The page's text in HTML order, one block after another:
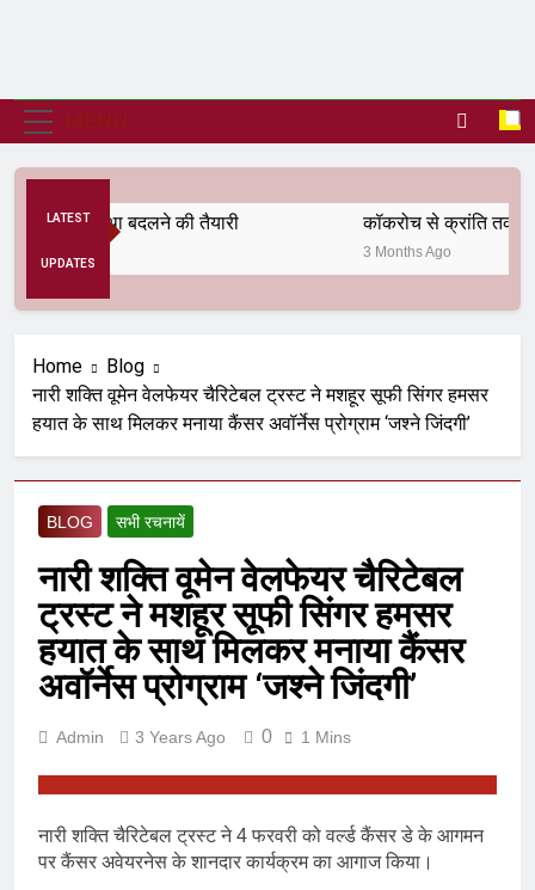
LATEST
UPDATES
व्यवस्था बदलने की तैयारी कॉकरोच से क्रांति तक
3 Months Ago
Home
Blog
नारी शक्ति वूमेन वेलफेयर चैरिटेबल ट्रस्ट ने मशहूर सूफी सिंगर हमसर
हयात के साथ मिलकर मनाया कैंसर अवॉर्नेस प्रोग्राम ‘जश्ने जिंदगी’
BLOG सभी रचनायें
नारी शक्ति वूमेन वेलफेयर चैरिटेबल
ट्रस्ट ने मशहूर सूफी सिंगर हमसर
हयात के साथ मिलकर मनाया कैंसर
अवॉर्नेस प्रोग्राम ‘जश्ने जिंदगी’
Admin 3 Years Ago 0 1 Mins
नारी शक्ति चैरिटेबल ट्रस्ट ने 4 फरवरी को वर्ल्ड कैंसर डे के आगमन
पर कैंसर अवेयरनेस के शानदार कार्यक्रम का आगाज किया।